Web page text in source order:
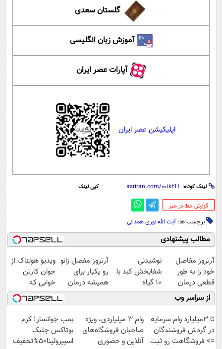
گلستان سعدی
آموزش زبان انگلیسی
آپارات عصر ایران
اپلیکیشن عصر ایران
لینک کوتاه: کپی لینک
‌گزارش خطا در خبر
برچسب ها: آیت الله نوری همدانی
مطالب پیشنهادی
آرتروز مفاصل
خود را به طور
قطعی درمان
کنید!
◗پرسش‌نامه◖
نوشیدنی
شفابخش کبد با
10 گیاه
موثر(تخفیف تا
امشب)
آرتروز مفصل زانو
رو یکبار برای
همیشه درمان
کن!
◗پرسش‌نامه◖
ویدیو هولناک از
جوان کارتن
خوابی که
میلیاردر شد.
آموزش رایگان
از سراسر وب
تا 3میلیارد وام سرمایه
در گردش فروشندگان
=> فروشگاهت رو ثبت
وام ۳ میلیاردی، ویژه
صاحبان فروشگاه‌های
آنلاین و حضوری
بمب جوانساز! کرم
بوتاکس جلبک
اسپیرولینا50%تخفیف